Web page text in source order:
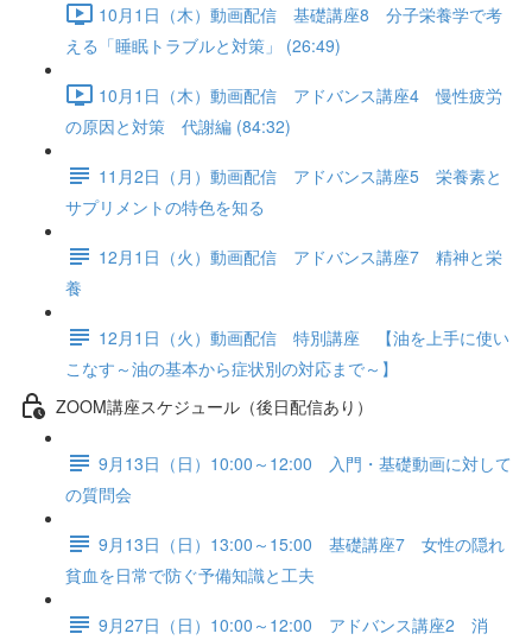
10月1日（木）動画配信 基礎講座8 分子栄養学で考
える「睡眠トラブルと対策」 (26:49)
10月1日（木）動画配信 アドバンス講座4 慢性疲労
の原因と対策 代謝編 (84:32)
11月2日（月）動画配信 アドバンス講座5 栄養素と
サプリメントの特色を知る
12月1日（火）動画配信 アドバンス講座7 精神と栄
養
12月1日（火）動画配信 特別講座 【油を上手に使い
こなす～油の基本から症状別の対応まで～】
ZOOM講座スケジュール（後日配信あり）
9月13日（日）10:00～12:00 入門・基礎動画に対して
の質問会
9月13日（日）13:00～15:00 基礎講座7 女性の隠れ
貧血を日常で防ぐ予備知識と工夫
9月27日（日）10:00～12:00 アドバンス講座2 消